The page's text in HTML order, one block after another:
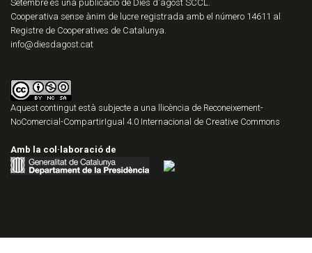
Setembre és una publicació de Dies d'agost SCCL.
Cooperativa sense ànim de lucre registrada amb el número 14611 al
Registre de Cooperatives de Catalunya.
info@diesdagost.cat
Aquest contingut està subjecte a una llicència de Reconeixement-
NoComercial-CompartirIgual 4.0 Internacional de Creative Commons
Amb la col·laboració de